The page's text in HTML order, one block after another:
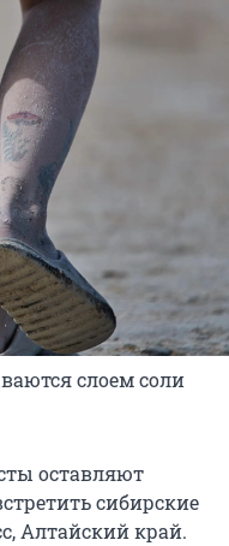
слоем соли
оставляют
сибирские
Алтайский край.